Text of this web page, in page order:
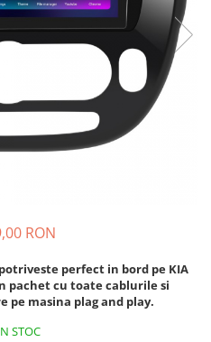
RON
perfect in bord pe KIA
pachet cu toate cablurile si
pe masina plag and play.
STOC